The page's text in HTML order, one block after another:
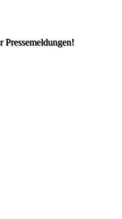
Pressemeldungen!